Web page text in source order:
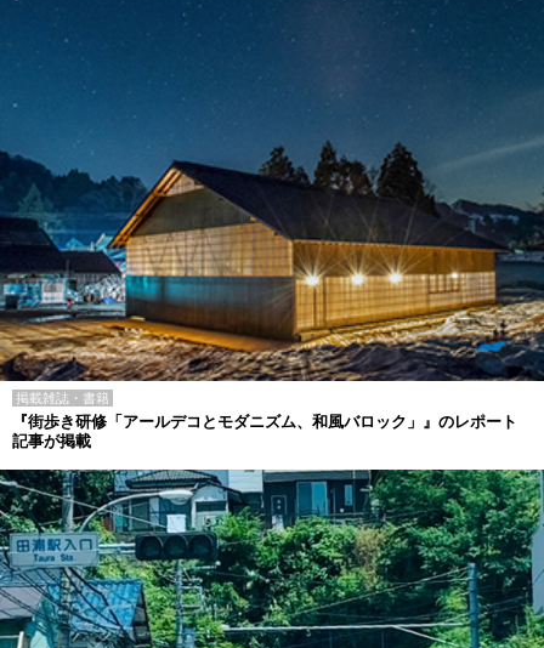
掲載雑誌・書籍
『街歩き研修「アールデコとモダニズム、和風バロック」』のレポート
記事が掲載